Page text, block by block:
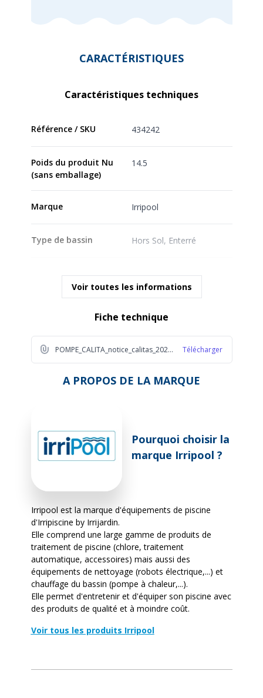
CARACTÉRISTIQUES
Caractéristiques techniques
Référence / SKU 434242
Poids du produit Nu
(sans emballage)
14.5
Marque Irripool
Type de bassin Hors Sol, Enterré
Volume max piscine 120 m³
Débit (m3/h)
Fixe
Auto-amorçante Oui
Corps de pompe Polypropylène
Turbine Noryl
Protection IP 55, Isolation classe F
Compatible traitement Oui
Voir toutes les informations
Fiche technique
POMPE_CALITA_notice_calitas_2022_1_a768 Télécharger
A PROPOS DE LA MARQUE
Pourquoi choisir la
marque Irripool ?
Irripool est la marque d'équipements de piscine
d'Irripiscine by Irrijardin.
Elle comprend une large gamme de produits de
traitement de piscine (chlore, traitement
automatique, accessoires) mais aussi des
équipements de nettoyage (robots électrique,...) et
chauffage du bassin (pompe à chaleur,...).
Elle permet d'entretenir et d'équiper son piscine avec
des produits de qualité et à moindre coût.
Voir tous les produits Irripool